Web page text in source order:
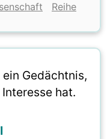
Reihe
Gedächtnis,
hat.